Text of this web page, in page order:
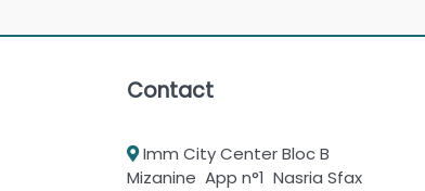
Contact
Imm City Center Bloc B
Mizanine App n°1 Nasria Sfax